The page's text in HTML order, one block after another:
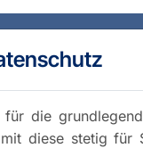
die
diese stetig für